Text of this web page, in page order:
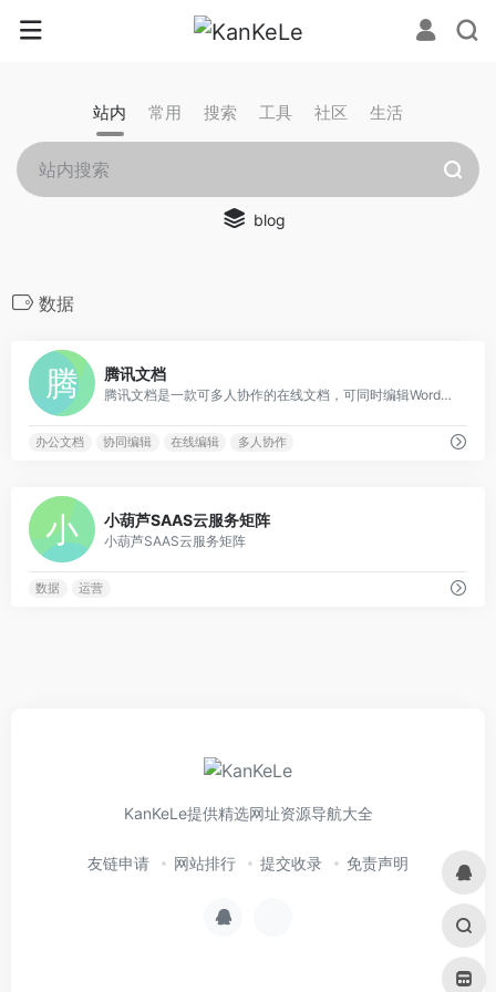
站内 常用 搜索 工具 社区 生活
blog
数据
腾讯文档
腾讯文档是一款可多人协作的在线文档，可同时编辑Word、Excel和PPT文档，云端实时保存。可针对QQ、微信好友设置文档访问、编辑权限，支持多种版本Word、Excel和PPT文档模板。
办公文档 协同编辑 在线编辑 多人协作
小葫芦SAAS云服务矩阵
小葫芦SAAS云服务矩阵
数据 运营
KanKeLe提供精选网址资源导航大全
友链申请 网站排行 提交收录 免责声明